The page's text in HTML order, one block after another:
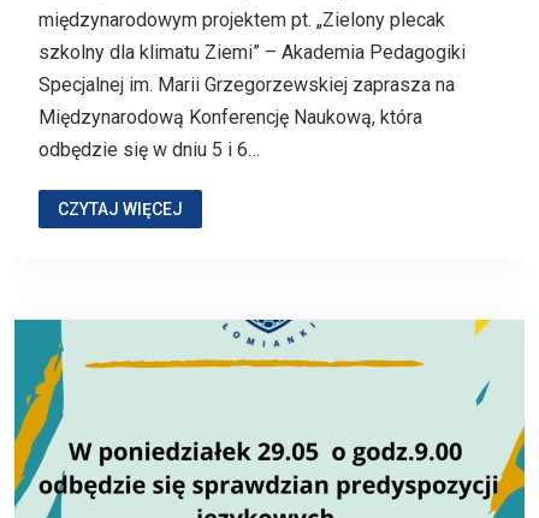
międzynarodowym projektem pt. „Zielony plecak
szkolny dla klimatu Ziemi” – Akademia Pedagogiki
Specjalnej im. Marii Grzegorzewskiej zaprasza na
Międzynarodową Konferencję Naukową, która
odbędzie się w dniu 5 i 6…
CZYTAJ WIĘCEJ